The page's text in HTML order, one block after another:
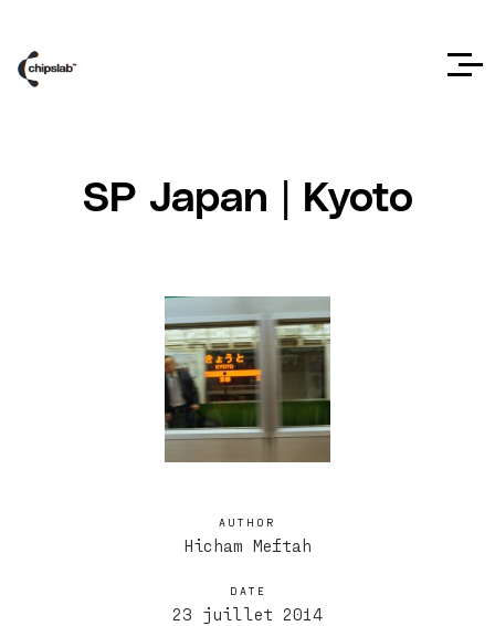
SP Japan | Kyoto
AUTHOR
Hicham Meftah
DATE
23 juillet 2014